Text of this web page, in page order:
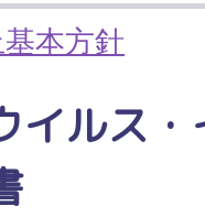
本方針
イルス